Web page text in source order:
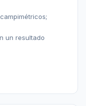
un resultado